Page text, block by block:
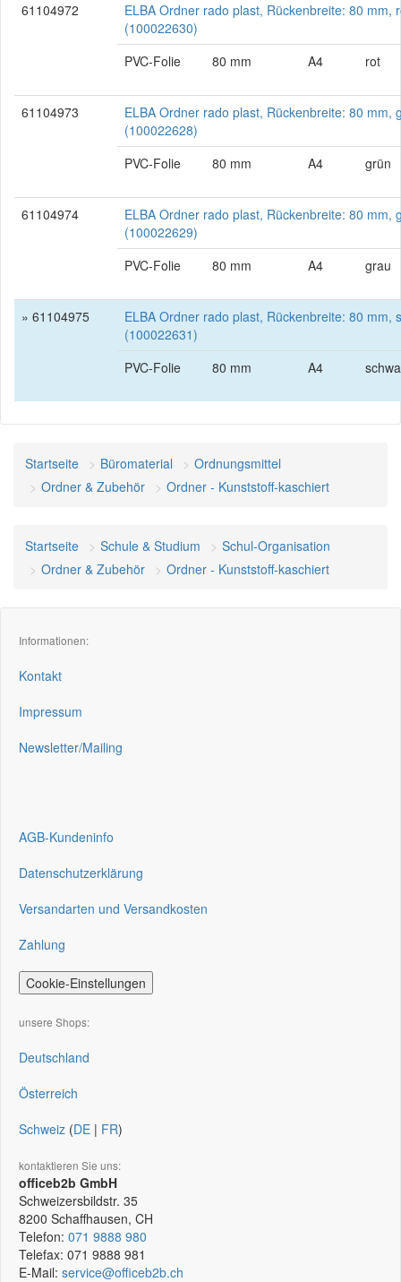
61104972
ELBA Ordner rado plast, Rückenbreite: 80 mm,
(100022630)
PVC-Folie
80 mm A4 rot
61104973
ELBA Ordner rado plast, Rückenbreite: 80 mm,
(100022628)
PVC-Folie
80 mm A4 grün
61104974
ELBA Ordner rado plast, Rückenbreite: 80 mm,
(100022629)
PVC-Folie
80 mm A4 grau
» 61104975
ELBA Ordner rado plast, Rückenbreite: 80 mm,
(100022631)
PVC-Folie
80 mm A4
Startseite Büromaterial
Ordnungsmittel
Ordner & Zubehör
Ordner - Kunststoff-kaschiert
Startseite Schule & Studium
Schul-Organisation
Ordner & Zubehör
Ordner - Kunststoff-kaschiert
Informationen:
Kontakt
Impressum
Newsletter/Mailing
AGB-Kundeninfo
Datenschutzerklärung
Versandarten und Versandkosten
Zahlung
Cookie-Einstellungen
unsere Shops:
Deutschland
Österreich
Schweiz (DE | FR)
kontaktieren Sie uns:
officeb2b GmbH
Schweizersbildstr. 35
8200 Schaffhausen, CH
Telefon: 071 9888 980
Telefax: 071 9888 981
E-Mail: service@officeb2b.ch